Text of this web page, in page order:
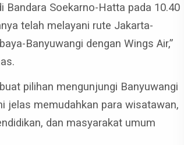
Bandara Soekarno-Hatta pada 10.40
telah melayani rute Jakarta-
Banyuwangi dengan Wings Air,”
pilihan mengunjungi Banyuwangi
jelas memudahkan para wisatawan,
dan masyarakat umum